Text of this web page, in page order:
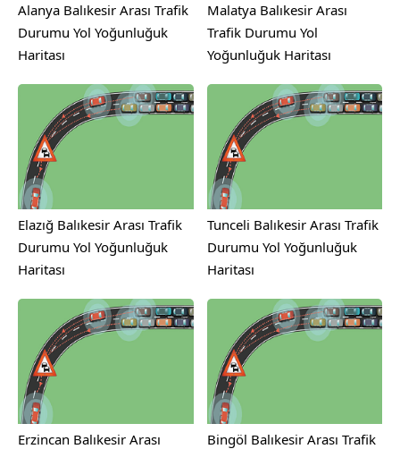
Alanya Balıkesir Arası Trafik
Durumu Yol Yoğunluğuk
Haritası
Malatya Balıkesir Arası
Trafik Durumu Yol
Yoğunluğuk Haritası
Elazığ Balıkesir Arası Trafik
Durumu Yol Yoğunluğuk
Haritası
Tunceli Balıkesir Arası Trafik
Durumu Yol Yoğunluğuk
Haritası
Erzincan Balıkesir Arası
Bingöl Balıkesir Arası Trafik